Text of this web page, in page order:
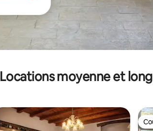
Locations moyenne et